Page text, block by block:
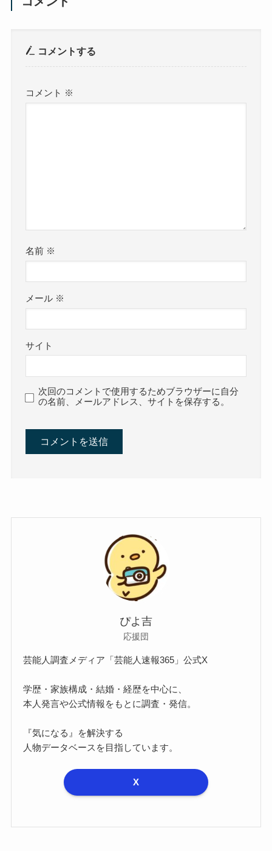
コメントする
コメント ※
名前 ※
メール ※
サイト
次回のコメントで使用するためブラウザーに自分
の名前、メールアドレス、サイトを保存する。
ぴよ吉
応援団
芸能人調査メディア「芸能人速報365」公式X
学歴・家族構成・結婚・経歴を中心に、
本人発言や公式情報をもとに調査・発信。
『気になる』を解決する
人物データベースを目指しています。
X